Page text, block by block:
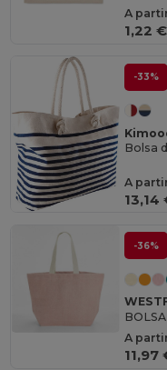
A
1,22 €
-33%
Bolsa
A
13,14
-36%
A
11,97